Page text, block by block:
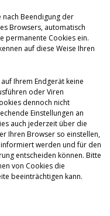
nach Beendigung der
Browsers, automatisch
permanente Cookies ein.
auf diese Weise Ihren
Ihrem Endgerät keine
oder Viren
dennoch nicht
Einstellungen an
auch jederzeit über die
Ihren Browser so einstellen,
informiert werden und für den
entscheiden können. Bitte
von Cookies die
beeinträchtigen kann.